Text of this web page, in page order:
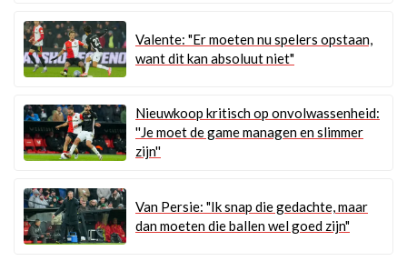
Valente: "Er moeten nu spelers opstaan,
want dit kan absoluut niet"
Nieuwkoop kritisch op onvolwassenheid:
''Je moet de game managen en slimmer
zijn''
Van Persie: "Ik snap die gedachte, maar
dan moeten die ballen wel goed zijn"